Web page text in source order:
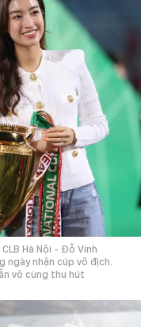
Hà Nội - Đỗ Vinh
ngày nhận cúp vô địch.
vô cùng thu hút